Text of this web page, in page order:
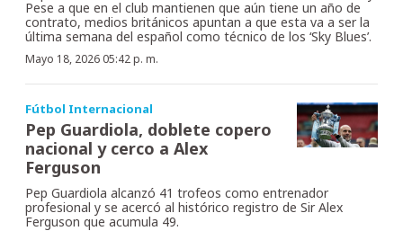
Pese a que en el club mantienen que aún tiene un año de
contrato, medios británicos apuntan a que esta va a ser la
última semana del español como técnico de los ‘Sky Blues’.
Mayo 18, 2026 05:42 p. m.
Fútbol Internacional
Pep Guardiola, doblete copero
nacional y cerco a Alex
Ferguson
Pep Guardiola alcanzó 41 trofeos como entrenador
profesional y se acercó al histórico registro de Sir Alex
Ferguson que acumula 49.